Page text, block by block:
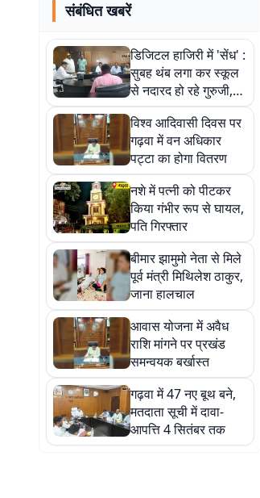
संबंधित खबरें
डिजिटल हाजिरी में 'सेंध' :
सुबह थंब लगा कर स्कूल
से नदारद हो रहे गुरुजी,
जनसुनवाई में खुली पोल
विश्व आदिवासी दिवस पर
गढ़वा में वन अधिकार
पट्टा का होगा वितरण
नशे में पत्नी को पीटकर
किया गंभीर रूप से घायल,
पति गिरफ्तार
बीमार झामुमो नेता से मिले
पूर्व मंत्री मिथिलेश ठाकुर,
जाना हालचाल
आवास योजना में अवैध
राशि मांगने पर प्रखंड
समन्वयक बर्खास्त
गढ़वा में 47 नए बूथ बने,
मतदाता सूची में दावा-
आपत्ति 4 सितंबर तक